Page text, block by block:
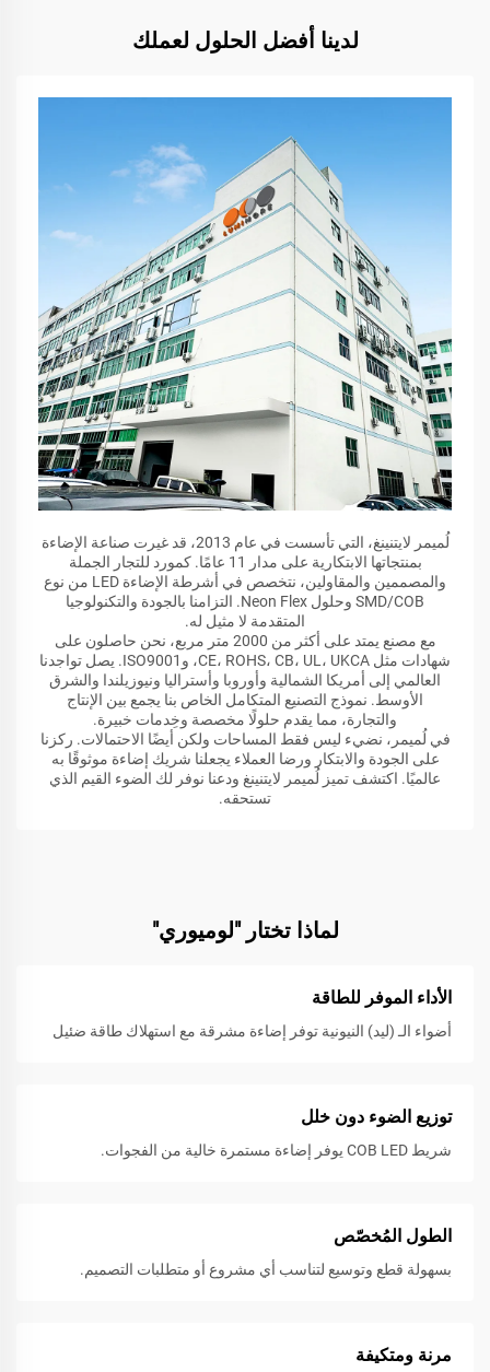
لدينا أفضل الحلول لعملك
لُميمر لايتنينغ، التي تأسست في عام 2013، قد غيرت صناعة الإضاءة
بمنتجاتها الابتكارية على مدار 11 عامًا. كمورد للتجار الجملة
والمصممين والمقاولين، نتخصص في أشرطة الإضاءة LED من نوع
SMD/COB وحلول Neon Flex. التزامنا بالجودة والتكنولوجيا
المتقدمة لا مثيل له.
مع مصنع يمتد على أكثر من 2000 متر مربع، نحن حاصلون على
شهادات مثل CE، ROHS، CB، UL، UKCA، وISO9001. يصل تواجدنا
العالمي إلى أمريكا الشمالية وأوروبا وأستراليا ونيوزيلندا والشرق
الأوسط. نموذج التصنيع المتكامل الخاص بنا يجمع بين الإنتاج
والتجارة، مما يقدم حلولًا مخصصة وخِدمات خبيرة.
في لُميمر، نضيء ليس فقط المساحات ولكن أيضًا الاحتمالات. ركزنا
على الجودة والابتكار ورضا العملاء يجعلنا شريك إضاءة موثوقًا به
عالميًا. اكتشف تميز لُميمر لايتنينغ ودعنا نوفر لك الضوء القيم الذي
تستحقه.
لماذا تختار "لوميوري"
الأداء الموفر للطاقة
أضواء الـ (ليد) النيونية توفر إضاءة مشرقة مع استهلاك طاقة ضئيل
توزيع الضوء دون خلل
شريط COB LED يوفر إضاءة مستمرة خالية من الفجوات.
الطول المُخصّص
بسهولة قطع وتوسيع لتناسب أي مشروع أو متطلبات التصميم.
مرنة ومتكيفة